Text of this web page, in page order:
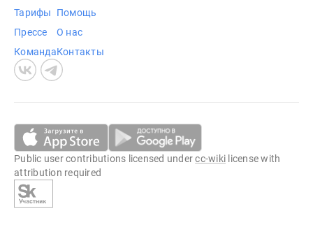
Тарифы
Прессе
Команда
Помощь
О нас
Контакты
Public user contributions licensed undercc-wiki license with
attribution required